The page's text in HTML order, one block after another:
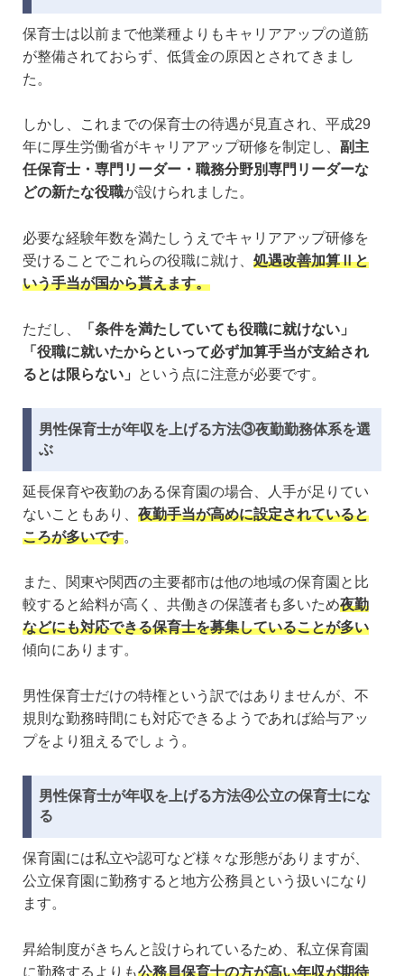
保育士は以前まで他業種よりもキャリアアップの道筋
が整備されておらず、低賃金の原因とされてきまし
た。
しかし、これまでの保育士の待遇が見直され、平成29
年に厚生労働省がキャリアアップ研修を制定し、 副主
任保育士・専門リーダー・職務分野別専門リーダーな
どの新たな役職が設けられました。
必要な経験年数を満たしうえでキャリアアップ研修を
受けることでこれらの役職に就け、 処遇改善加算Ⅱと
いう手当が国から貰えます。
ただし、
「条件を満たしていても役職に就けない」
「役職に就いたからといって必ず加算手当が支給され
るとは限らない」
という点に注意が必要です。
男性保育士が年収を上げる方法③夜勤勤務体系を選
ぶ
延長保育や夜勤のある保育園の場合、人手が足りてい
ないこともあり、 夜勤手当が高めに設定されていると
ころが多いです。
また、関東や関西の主要都市は他の地域の保育園と比
較すると給料が高く、共働きの保護者も多いため夜勤
などにも対応できる保育士を募集していることが多い
傾向にあります。
男性保育士だけの特権という訳ではありませんが、不
規則な勤務時間にも対応できるようであれば給与アッ
プをより狙えるでしょう。
男性保育士が年収を上げる方法④公立の保育士にな
る
保育園には私立や認可など様々な形態がありますが、
公立保育園に勤務すると地方公務員という扱いになり
ます。
昇給制度がきちんと設けられているため、私立保育園
に勤務するよりも公務員保育士の方が高い年収が期待